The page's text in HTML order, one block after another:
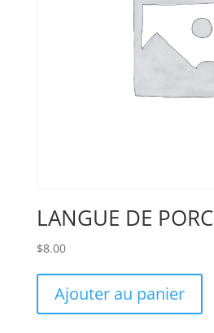
LANGUE DE PORC
$8.00
Ajouter au panier